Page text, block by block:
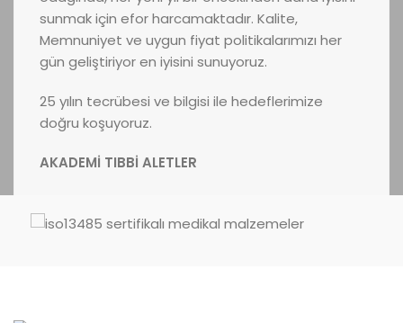
sunmak için efor harcamaktadır. Kalite,
Memnuniyet ve uygun fiyat politikalarımızı her
gün geliştiriyor en iyisini sunuyoruz.
25 yılın tecrübesi ve bilgisi ile hedeflerimize
doğru koşuyoruz.
AKADEMİ TIBBİ ALETLER